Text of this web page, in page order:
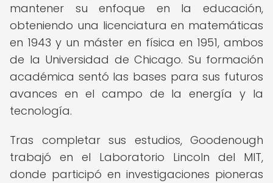
mantener su enfoque en la educación,
obteniendo una licenciatura en matemáticas
en 1943 y un máster en física en 1951, ambos
de la Universidad de Chicago. Su formación
académica sentó las bases para sus futuros
avances en el campo de la energía y la
tecnología.
Tras completar sus estudios, Goodenough
trabajó en el Laboratorio Lincoln del MIT,
donde participó en investigaciones pioneras